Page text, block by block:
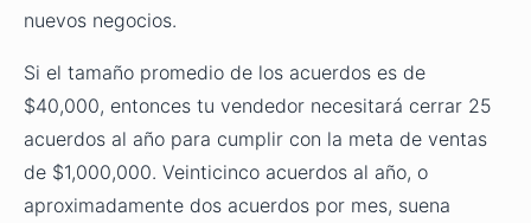
nuevos negocios.
Si el tamaño promedio de los acuerdos es de
$40,000, entonces tu vendedor necesitará cerrar 25
acuerdos al año para cumplir con la meta de ventas
de $1,000,000. Veinticinco acuerdos al año, o
aproximadamente dos acuerdos por mes, suena